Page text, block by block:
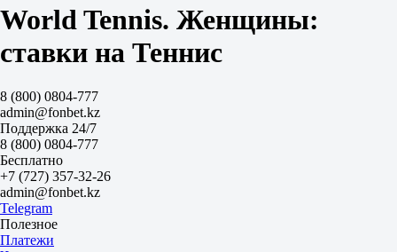
Сеты
Ф1
-1.5
1.47
Сеты
Б
М
2.5
2.40
1.50
Казахстан
1
2
Чан Су-Чон
World Tennis. Женщины:
ставки на Теннис
8 (800) 0804-777
admin@fonbet.kz
Поддержка 24/7
8 (800) 0804-777
Бесплатно
+7 (727) 357-32-26
admin@fonbet.kz
Telegram
Полезное
Платежи